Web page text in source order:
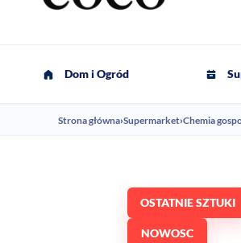
Dom i Ogród
Strona główna›Supermarket›Chemia
OSTATNIE SZTUKI
NOWOSC